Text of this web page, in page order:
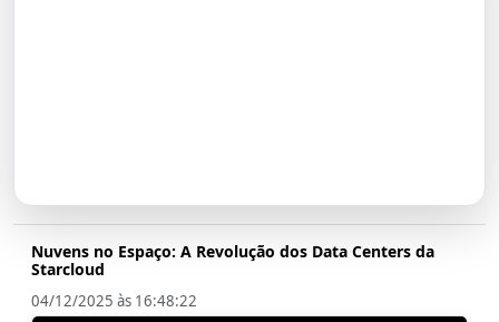
Nuvens no Espaço: A Revolução dos Data Centers da
Starcloud
04/12/2025 às 16:48:22